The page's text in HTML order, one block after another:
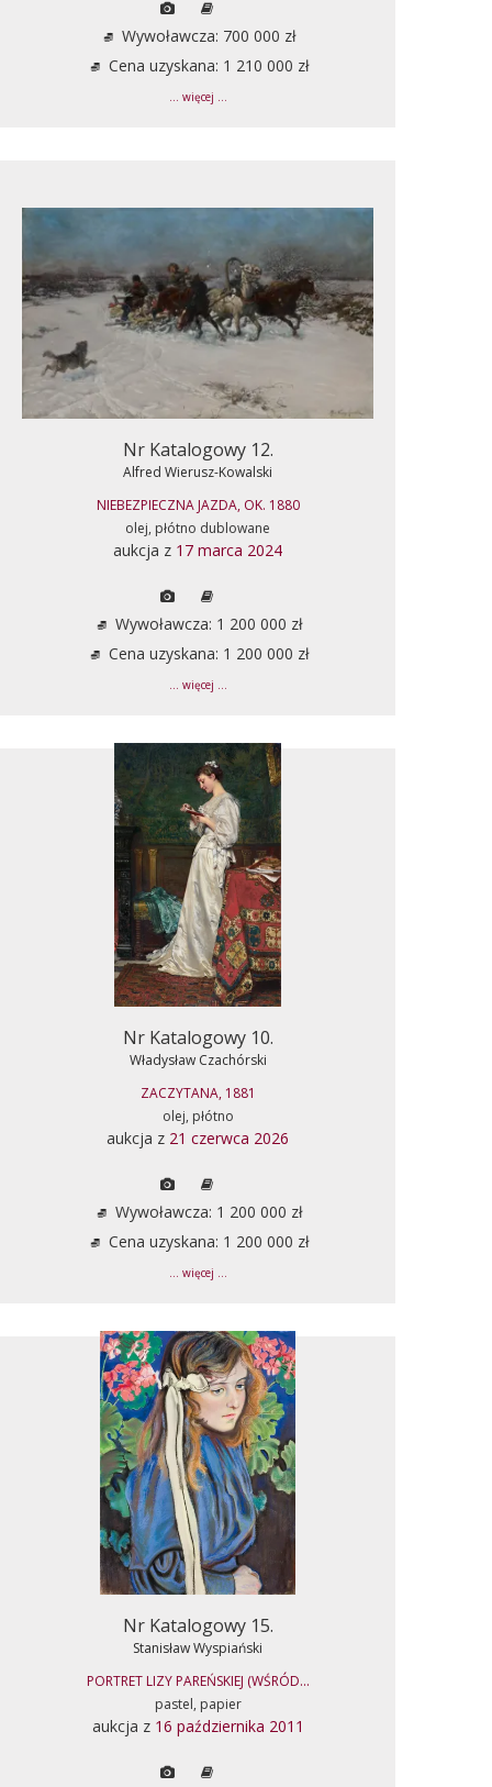
Wywoławcza: 700 000 zł
Cena uzyskana: 1 210 000 zł
... więcej ...
Nr Katalogowy 12.
Alfred Wierusz-Kowalski
NIEBEZPIECZNA JAZDA, OK. 1880
olej, płótno dublowane
aukcja z 17 marca 2024
Wywoławcza: 1 200 000 zł
Cena uzyskana: 1 200 000 zł
... więcej ...
Nr Katalogowy 10.
Władysław Czachórski
ZACZYTANA, 1881
olej, płótno
aukcja z 21 czerwca 2026
Wywoławcza: 1 200 000 zł
Cena uzyskana: 1 200 000 zł
... więcej ...
Nr Katalogowy 15.
Stanisław Wyspiański
PORTRET LIZY PAREŃSKIEJ (WŚRÓD...
pastel, papier
aukcja z 16 października 2011